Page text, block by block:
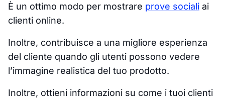
È un ottimo modo per mostrare prove sociali ai
clienti online.
Inoltre, contribuisce a una migliore esperienza
del cliente quando gli utenti possono vedere
l’immagine realistica del tuo prodotto.
Inoltre, ottieni informazioni su come i tuoi clienti